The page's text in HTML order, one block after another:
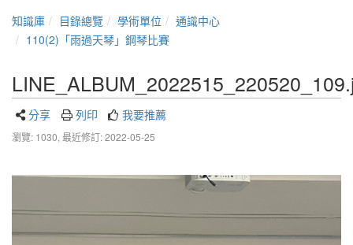
知識庫 目錄總覽 學術單位
通識中心
110(2)「雨過天琴」鋼琴比賽
分享 列印 我要推薦
瀏覽: 1030, 最近修訂: 2022-05-25